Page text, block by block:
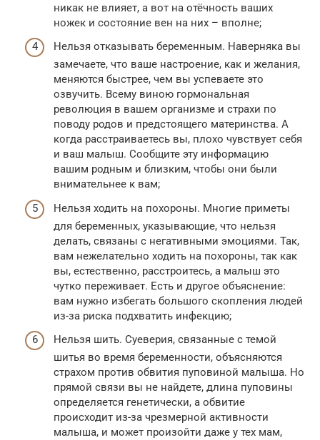
никак не влияет, а вот на отёчность ваших
ножек и состояние вен на них – вполне;
Нельзя отказывать беременным. Наверняка вы
замечаете, что ваше настроение, как и желания,
меняются быстрее, чем вы успеваете это
озвучить. Всему виною гормональная
революция в вашем организме и страхи по
поводу родов и предстоящего материнства. А
когда расстраиваетесь вы, плохо чувствует себя
и ваш малыш. Сообщите эту информацию
вашим родным и близким, чтобы они были
внимательнее к вам;
Нельзя ходить на похороны. Многие приметы
для беременных, указывающие, что нельзя
делать, связаны с негативными эмоциями. Так,
вам нежелательно ходить на похороны, так как
вы, естественно, расстроитесь, а малыш это
чутко переживает. Есть и другое объяснение:
вам нужно избегать большого скопления людей
из-за риска подхватить инфекцию;
Нельзя шить. Суеверия, связанные с темой
шитья во время беременности, объясняются
страхом против обвития пуповиной малыша. Но
прямой связи вы не найдете, длина пуповины
определяется генетически, а обвитие
происходит из-за чрезмерной активности
малыша, и может произойти даже у тех мам,